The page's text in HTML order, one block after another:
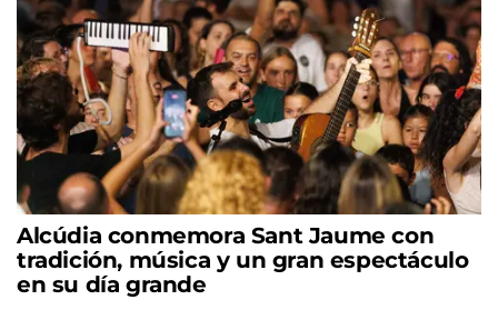
Alcúdia conmemora Sant Jaume con
tradición, música y un gran espectáculo
en su día grande